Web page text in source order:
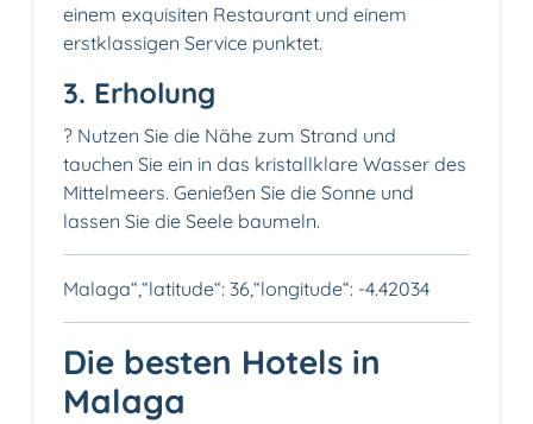
einem exquisiten Restaurant und einem
erstklassigen Service punktet.
3. Erholung
? Nutzen Sie die Nähe zum Strand und
tauchen Sie ein in das kristallklare Wasser des
Mittelmeers. Genießen Sie die Sonne und
lassen Sie die Seele baumeln.
Malaga“,“latitude“: 36,“longitude“: -4.42034
Die besten Hotels in
Malaga